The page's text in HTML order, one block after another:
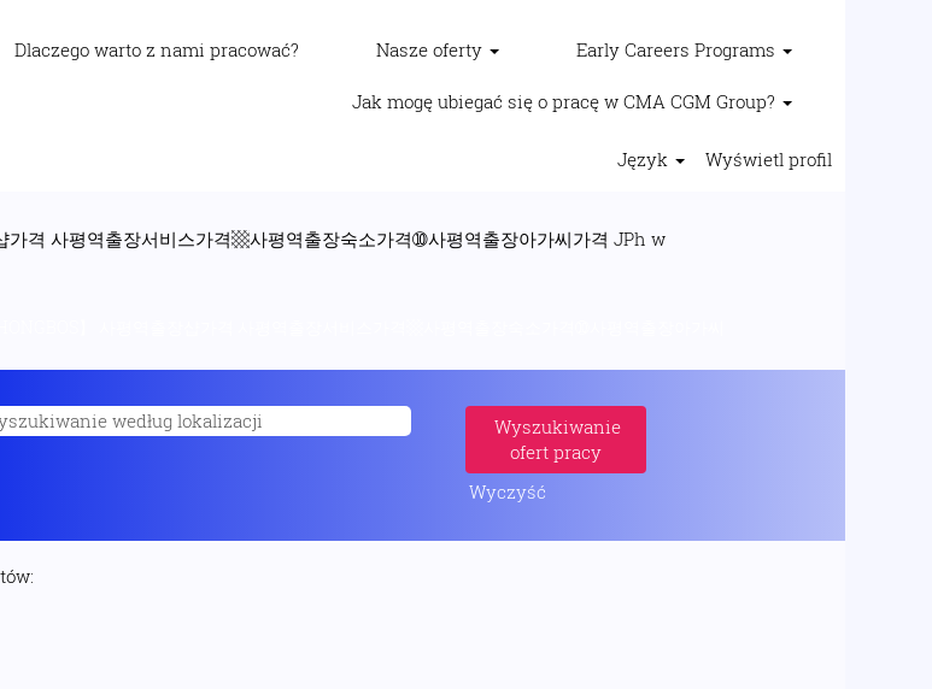
Dlaczego warto z nami pracować? Nasze oferty Early Careers Programs
Jak mogę ubiegać się o pracę w CMA CGM Group?
Język Wyświetl profil
가격 사평역출장서비스가격▩사평역출장숙소가격➉사평역출장아가씨가격 JPh w
Wyczyść